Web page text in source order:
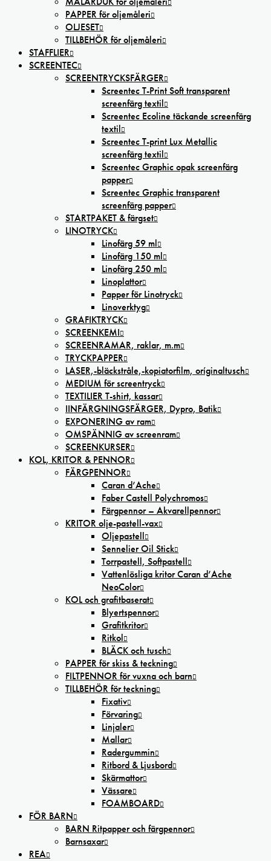
PAPPER för oljemåleri
OLJESET
TILLBEHÖR för oljemåleri
STAFFLIER
SCREENTEC
SCREENTRYCKSFÄRGER
Screentec T-Print Soft transparent
screenfärg textil
Screentec Ecoline täckande screenfärg
textil
Screentec T-print Lux Metallic
screenfärg textil
Screentec Graphic opak screenfärg
papper
Screentec Graphic transparent
screenfärg papper
STARTPAKET & färgset
LINOTRYCK
Linofärg 59 ml
Linofärg 150 ml
Linofärg 250 ml
Linoplattor
Papper för Linotryck
Linoverktyg
GRAFIKTRYCK
SCREENKEMI
SCREENRAMAR, raklar, m.m
TRYCKPAPPER
LASER,-bläckstråle,-kopiatorfilm, oríginaltusch
MEDIUM för screentryck
TEXTILIER T-shirt, kassar
IINFÄRGNINGSFÄRGER, Dypro, Batik
EXPONERING av ram
OMSPÄNNIG av screenram
SCREENKURSER
KOL, KRITOR & PENNOR
FÄRGPENNOR
Caran d’Ache
Faber Castell Polychromos
Färgpennor – Akvarellpennor
KRITOR olje-pastell-vax
Oljepastell
Sennelier Oil Stick
Torrpastell, Softpastell
Vattenlösliga kritor Caran d’Ache
NeoColor
KOL och grafitbaserat
Blyertspennor
Grafitkritor
Ritkol
BLÄCK och tusch
PAPPER för skiss & teckning
FILTPENNOR för vuxna och barn
TILLBEHÖR för teckning
Fixativ
Förvaring
Linjaler
Mallar
Radergummin
Ritbord & Ljusbord
Skärmattor
Vässare
FOAMBOARD
FÖR BARN
BARN Ritpapper och färgpennor
Barnsaxar
REA